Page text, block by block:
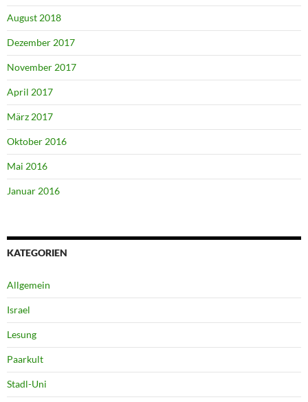
August 2018
Dezember 2017
November 2017
April 2017
März 2017
Oktober 2016
Mai 2016
Januar 2016
KATEGORIEN
Allgemein
Israel
Lesung
Paarkult
Stadl-Uni